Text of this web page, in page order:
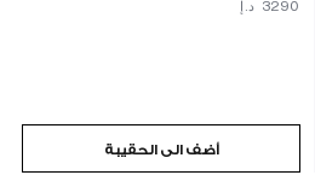
أضف الى الحقيبة